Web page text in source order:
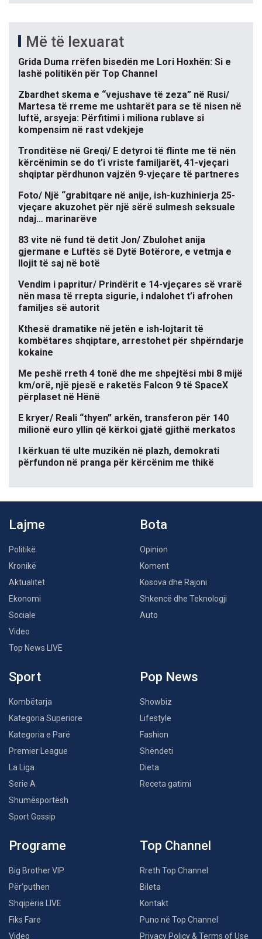
Më të lexuarat
Grida Duma rrëfen bisedën me Lori Hoxhën: Si e
lashë politikën për Top Channel
Zbardhet skema e “vejushave të zeza” në Rusi/
Martesa të rreme me ushtarët para se të nisen në
luftë, arsyeja: Përfitimi i miliona rublave si
kompensim në rast vdekjeje
Tronditëse në Greqi/ E detyroi të flinte me të nën
kërcënimin se do t’i vriste familjarët, 41-vjeçari
shqiptar përdhunon vajzën 9-vjeçare të partneres
Foto/ Një “grabitqare në anije, ish-kuzhinierja 25-
vjeçare akuzohet për një sërë sulmesh seksuale
ndaj… marinarëve
83 vite në fund të detit Jon/ Zbulohet anija
gjermane e Luftës së Dytë Botërore, e vetmja e
llojit të saj në botë
Vendim i papritur/ Prindërit e 14-vjeçares së vrarë
nën masa të rrepta sigurie, i ndalohet t’i afrohen
familjes së autorit
Kthesë dramatike në jetën e ish-lojtarit të
kombëtares shqiptare, arrestohet për shpërndarje
kokaine
Me peshë rreth 4 tonë dhe me shpejtësi mbi 8 mijë
km/orë, një pjesë e raketës Falcon 9 të SpaceX
përplaset në Hënë
E kryer/ Reali “thyen” arkën, transferon për 140
milionë euro yllin që kërkoi gjatë gjithë merkatos
I kërkuan të ulte muzikën në plazh, demokrati
përfundon në pranga për kërcënim me thikë
Lajme
Politikë
Kronikë
Aktualitet
Ekonomi
Sociale
Video
Top News LIVE
Bota
Opinion
Koment
Kosova dhe Rajoni
Shkencë dhe Teknologji
Auto
Sport
Kombëtarja
Kategoria Superiore
Kategoria e Parë
Premier League
La Liga
Serie A
Shumësportësh
Sport Gossip
Pop News
Showbiz
Lifestyle
Fashion
Shëndeti
Dieta
Receta gatimi
Programe
Big Brother VIP
Për’puthen
Shqipëria LIVE
Fiks Fare
Video
Top Channel
Rreth Top Channel
Bileta
Kontakt
Puno në Top Channel
Privacy Policy & Terms of Use